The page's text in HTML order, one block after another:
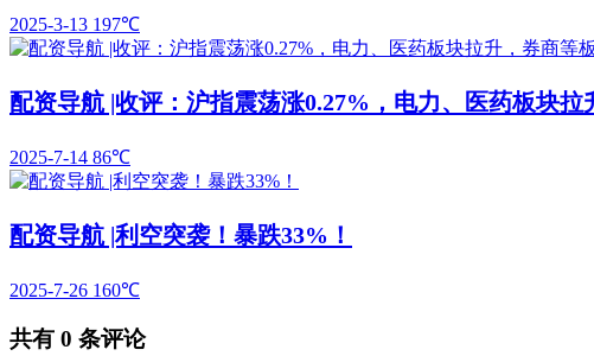
2025-3-13 197℃
配资导航 |收评：沪指震荡涨0.27%，电力、医药板块
2025-7-14 86℃
配资导航 |利空突袭！暴跌33%！
2025-7-26 160℃
共有 0 条评论